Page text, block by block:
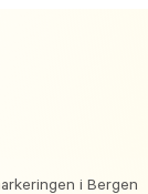
i Bergen